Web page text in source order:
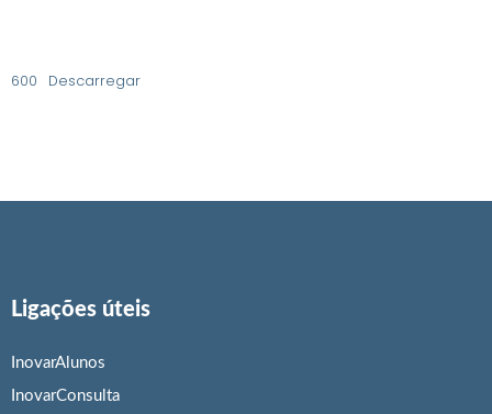
600 Descarregar
Ligações úteis
InovarAlunos
InovarConsulta